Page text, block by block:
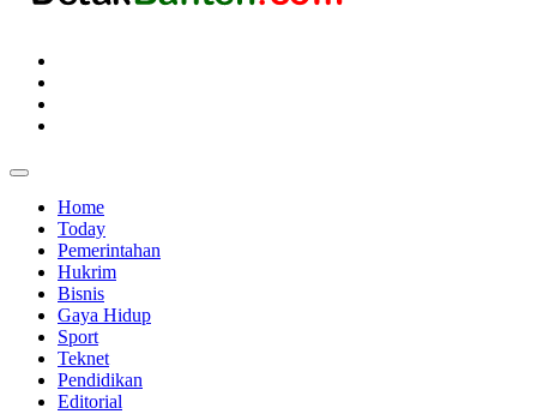
Home
Today
Pemerintahan
Hukrim
Bisnis
Gaya Hidup
Sport
Teknet
Pendidikan
Editorial